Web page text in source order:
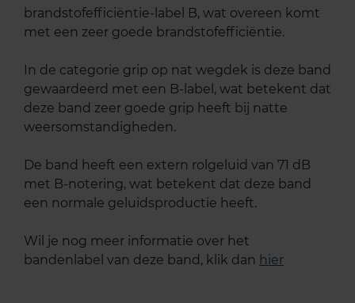
brandstofefficiëntie-label B, wat overeen komt
met een zeer goede brandstofefficiëntie.
In de categorie grip op nat wegdek is deze band
gewaardeerd met een B-label, wat betekent dat
deze band zeer goede grip heeft bij natte
weersomstandigheden.
De band heeft een extern rolgeluid van 71 dB
met B-notering, wat betekent dat deze band
een normale geluidsproductie heeft.
Wil je nog meer informatie over het
bandenlabel van deze band, klik dan hier